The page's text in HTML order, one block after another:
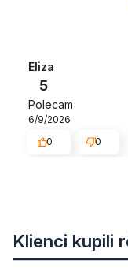
Eliza
5
Polecam
6/9/2026
0
0
Klienci kupili